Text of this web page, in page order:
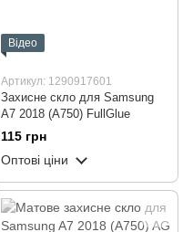
Відео
Артикул: 1290917601
Захисне скло для Samsung
A7 2018 (A750) FullGlue
115 грн
Оптові ціни